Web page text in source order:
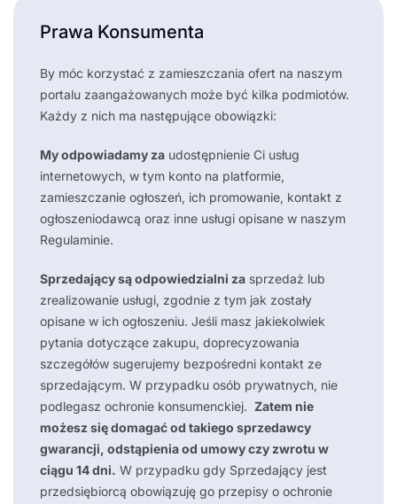
Prawa Konsumenta
By móc korzystać z zamieszczania ofert na naszym
portalu zaangażowanych może być kilka podmiotów.
Każdy z nich ma następujące obowiązki:
My odpowiadamy za udostępnienie Ci usług
internetowych, w tym konto na platformie,
zamieszczanie ogłoszeń, ich promowanie, kontakt z
ogłoszeniodawcą oraz inne usługi opisane w naszym
Regulaminie.
Sprzedający są odpowiedzialni za sprzedaż lub
zrealizowanie usługi, zgodnie z tym jak zostały
opisane w ich ogłoszeniu. Jeśli masz jakiekolwiek
pytania dotyczące zakupu, doprecyzowania
szczegółów sugerujemy bezpośredni kontakt ze
sprzedającym. W przypadku osób prywatnych, nie
podlegasz ochronie konsumenckiej. Zatem nie
możesz się domagać od takiego sprzedawcy
gwarancji, odstąpienia od umowy czy zwrotu w
ciągu 14 dni. W przypadku gdy Sprzedający jest
przedsiębiorcą obowiązuję go przepisy o ochronie